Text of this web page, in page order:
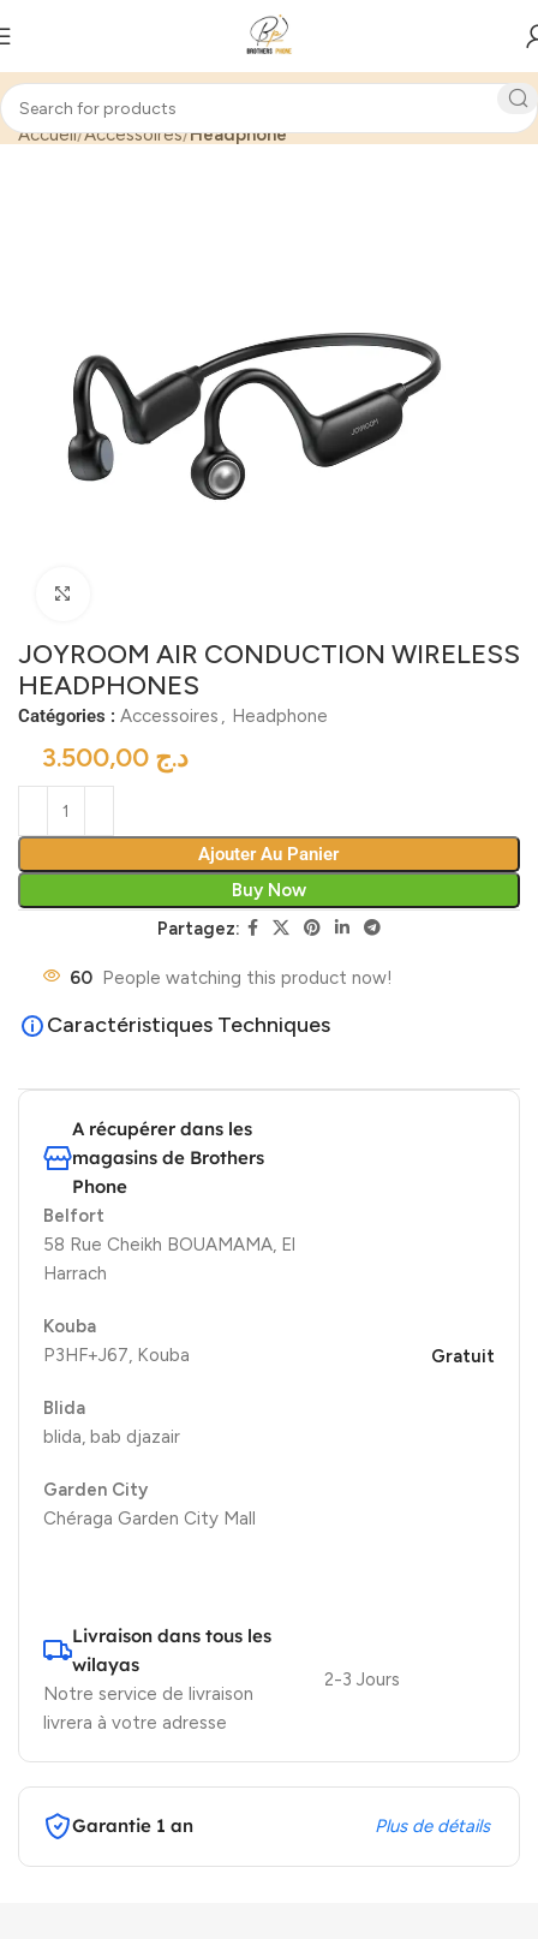
Accueil Accessoires Headphone
JOYROOM AIR CONDUCTION WIRELESS
HEADPHONES
Catégories : Accessoires , Headphone
د.ج
Ajouter Au Panier
Buy Now
Partagez:
60 People watching this product now!
Caractéristiques Techniques
A récupérer dans les
magasins de Brothers
Phone
Belfort
58 Rue Cheikh BOUAMAMA, El
Harrach
Kouba
P3HF+J67, Kouba
Blida
blida, bab djazair
Garden City
Chéraga Garden City Mall
Gratuit
Livraison dans tous les
wilayas
Notre service de livraison
livrera à votre adresse
2-3 Jours
Garantie 1 an Plus de détails